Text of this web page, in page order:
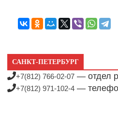
САНКТ-ПЕТЕРБУРГ
+7(812) 766-02-07 — отдел
+7(812) 971-102-4 —